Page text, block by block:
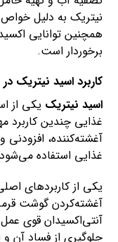
نیتریک به دلیل
همچنین توانایی
برخوردار است.
کاربرد اسید نیتریک
اسید نیتریک یکی از
غذایی چندین کاربرد
آغشته‌کننده، افزودنی
غذایی استفاده
یکی از کاربردهای
آغشته‌کردن گوشت
آنتی‌اکسیدان قوی
جلوگیری از فساد آن